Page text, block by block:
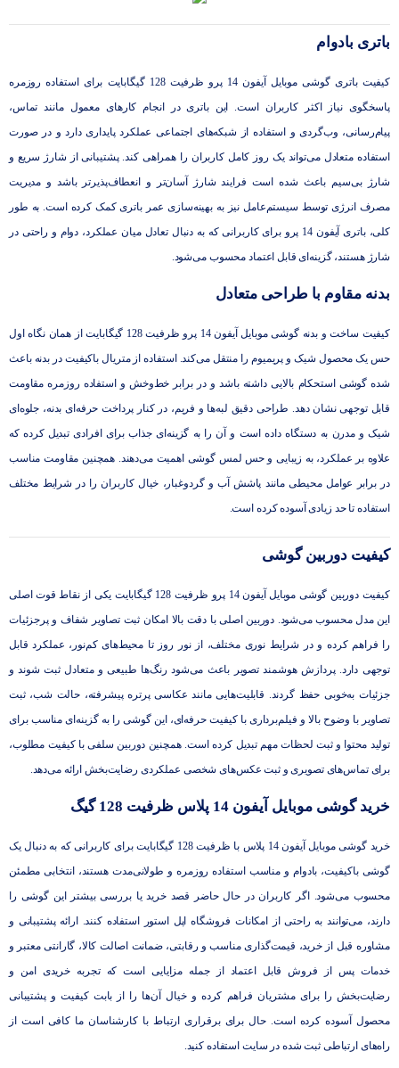
باتری بادوام
کیفیت باتری گوشی موبایل آیفون 14 پرو ظرفیت 128 گیگابایت برای استفاده روزمره
پاسخگوی نیاز اکثر کاربران است. این باتری در انجام کارهای معمول مانند تماس،
پیام‌رسانی، وب‌گردی و استفاده از شبکه‌های اجتماعی عملکرد پایداری دارد و در صورت
استفاده متعادل می‌تواند یک روز کامل کاربران را همراهی کند. پشتیبانی از شارژ سریع و
شارژ بی‌سیم باعث شده است فرایند شارژ آسان‌تر و انعطاف‌پذیرتر باشد و مدیریت
مصرف انرژی توسط سیستم‌عامل نیز به بهینه‌سازی عمر باتری کمک کرده است. به طور
کلی، باتری آیفون 14 پرو برای کاربرانی که به دنبال تعادل میان عملکرد، دوام و راحتی در
شارژ هستند، گزینه‌ای قابل اعتماد محسوب می‌شود.
بدنه مقاوم با طراحی متعادل
کیفیت ساخت و بدنه گوشی موبایل آیفون 14 پرو ظرفیت 128 گیگابایت از همان نگاه اول
حس یک محصول شیک و پریمیوم را منتقل می‌کند. استفاده از متریال باکیفیت در بدنه باعث
شده گوشی استحکام بالایی داشته باشد و در برابر خط‌وخش و استفاده روزمره مقاومت
قابل توجهی نشان دهد. طراحی دقیق لبه‌ها و فریم، در کنار پرداخت حرفه‌ای بدنه، جلوه‌ای
شیک و مدرن به دستگاه داده است و آن را به گزینه‌ای جذاب برای افرادی تبدیل کرده که
علاوه بر عملکرد، به زیبایی و حس لمس گوشی اهمیت می‌دهند. همچنین مقاومت مناسب
در برابر عوامل محیطی مانند پاشش آب و گردوغبار، خیال کاربران را در شرایط مختلف
استفاده تا حد زیادی آسوده کرده است.
کیفیت دوربین گوشی
کیفیت دوربین گوشی موبایل آیفون 14 پرو ظرفیت 128 گیگابایت یکی از نقاط قوت اصلی
این مدل محسوب می‌شود. دوربین اصلی با دقت بالا امکان ثبت تصاویر شفاف و پرجزئیات
را فراهم کرده و در شرایط نوری مختلف، از نور روز تا محیط‌های کم‌نور، عملکرد قابل
توجهی دارد. پردازش هوشمند تصویر باعث می‌شود رنگ‌ها طبیعی و متعادل ثبت شوند و
جزئیات به‌خوبی حفظ گردند. قابلیت‌هایی مانند عکاسی پرتره پیشرفته، حالت شب، ثبت
تصاویر با وضوح بالا و فیلم‌برداری با کیفیت حرفه‌ای، این گوشی را به گزینه‌ای مناسب برای
تولید محتوا و ثبت لحظات مهم تبدیل کرده است. همچنین دوربین سلفی با کیفیت مطلوب،
برای تماس‌های تصویری و ثبت عکس‌های شخصی عملکردی رضایت‌بخش ارائه می‌دهد.
خرید گوشی موبایل آیفون 14 پلاس ظرفیت 128 گیگ
خرید گوشی موبایل آیفون 14 پلاس با ظرفیت 128 گیگابایت برای کاربرانی که به ‌دنبال یک
گوشی باکیفیت، بادوام و مناسب استفاده روزمره و طولانی‌مدت هستند، انتخابی مطمئن
محسوب می‌شود. اگر کاربران در حال حاضر قصد خرید یا بررسی بیشتر این گوشی را
دارند، می‌توانند به ‌راحتی از امکانات فروشگاه اپل استور استفاده کنند. ارائه پشتیبانی و
مشاوره قبل از خرید، قیمت‌گذاری مناسب و رقابتی، ضمانت اصالت کالا، گارانتی معتبر و
خدمات پس از فروش قابل اعتماد از جمله مزایایی است که تجربه خریدی امن و
رضایت‌بخش را برای مشتریان فراهم کرده و خیال آن‌ها را از بابت کیفیت و پشتیبانی
محصول آسوده کرده است. حال برای برقراری ارتباط با کارشناسان ما کافی است از
راه‌های ارتباطی ثبت شده در سایت استفاده کنید.